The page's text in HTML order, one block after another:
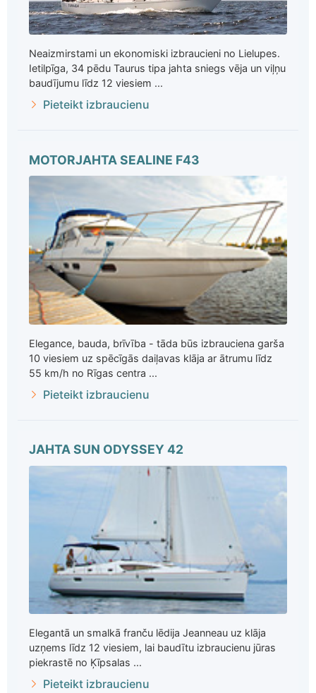
Neaizmirstami un ekonomiski izbraucieni no Lielupes.
Ietilpīga, 34 pēdu Taurus tipa jahta sniegs vēja un viļņu
baudījumu līdz 12 viesiem ...
Pieteikt izbraucienu
MOTORJAHTA SEALINE F43
Elegance, bauda, brīvība - tāda būs izbrauciena garša
10 viesiem uz spēcīgās daiļavas klāja ar ātrumu līdz
55 km/h no Rīgas centra ...
Pieteikt izbraucienu
JAHTA SUN ODYSSEY 42
Elegantā un smalkā franču lēdija Jeanneau uz klāja
uzņems līdz 12 viesiem, lai baudītu izbraucienu jūras
piekrastē no Ķīpsalas ...
Pieteikt izbraucienu